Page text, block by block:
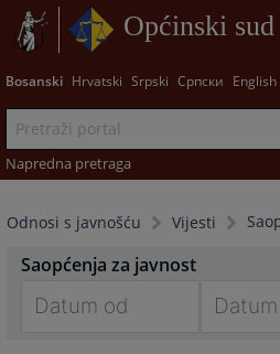
Općinski
Bosanski Hrvatski Srpski Српски English
Napredna pretraga
Odnosi s javnošću Vijesti
Saopćenja za javnost